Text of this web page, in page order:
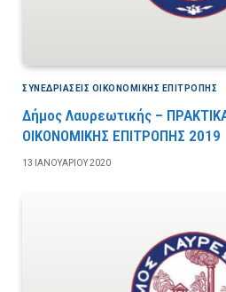
ΣΥΝΕΔΡΙΆΣΕΙΣ ΟΙΚΟΝΟΜΙΚΉΣ ΕΠΙΤΡΟΠΉΣ
Δήμος Λαυρεωτικής –
ΟΙΚΟΝΟΜΙΚΗΣ ΕΠΙΤΡΟΠΗΣ 2019
13 ΙΑΝΟΥΑΡΊΟΥ 2020